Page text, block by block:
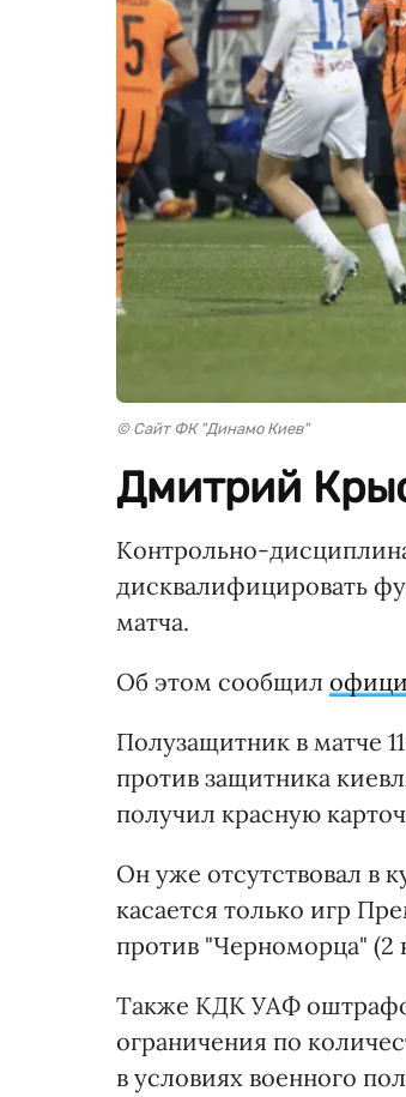
© Сайт ФК "Динамо Киев"
Дмитрий
Контрольно-
дисквалифицировать
матча.
Об этом сообщил
Полузащитник в матче
против защитника
получил красную
Он уже отсутствовал в
касается только игр
против "Черноморца" (2
Также КДК УАФ
ограничения по
в условиях военного